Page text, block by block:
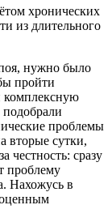
хронических
из длительного
нужно было
пройти
комплексную
проблемы
вторые сутки,
честность: сразу
проблему
Нахожусь в